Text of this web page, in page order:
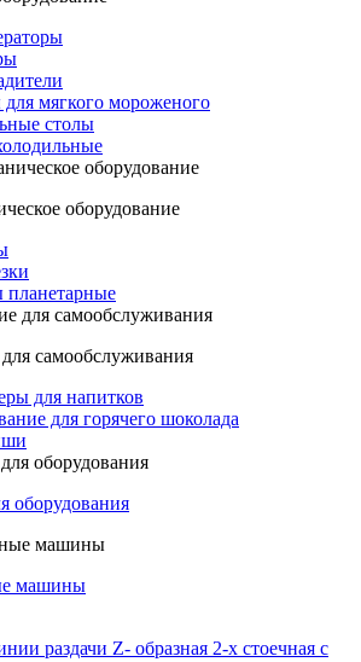
мягкого мороженого
столы
оборудование
самообслуживания
для напитков
для горячего шоколада
оборудования
машины